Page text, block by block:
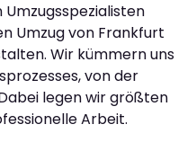
Umzug von Frankfurt
Wir kümmern uns
von der
legen wir größten
Arbeit.